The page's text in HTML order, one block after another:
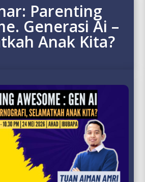
Parenting
Generasi Ai –
Anak Kita?